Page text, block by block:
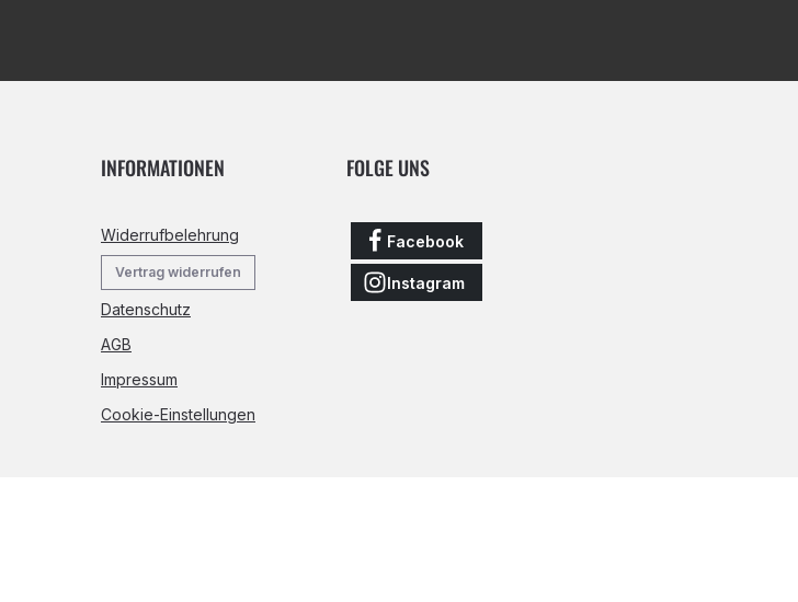
INFORMATIONEN
Widerrufbelehrung
Vertrag widerrufen
Datenschutz
AGB
Impressum
Cookie-Einstellungen
FOLGE UNS
Facebook
Instagram